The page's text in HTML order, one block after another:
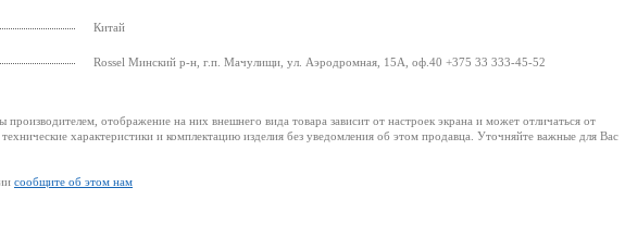
Китай
Rossel Минский р-н, г.п. Мачулищи, ул. Аэродромная, 15А, оф.40 +375 33 333-45-52
отображение на них внешнего вида товара зависит от настроек экрана и может отличаться от
характеристики и комплектацию изделия без уведомления об этом продавца. Уточняйте важные для Вас
сообщите об этом нам